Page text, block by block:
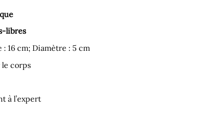
libres
16 cm; Diamètre : 5 cm
le corps
à l’expert